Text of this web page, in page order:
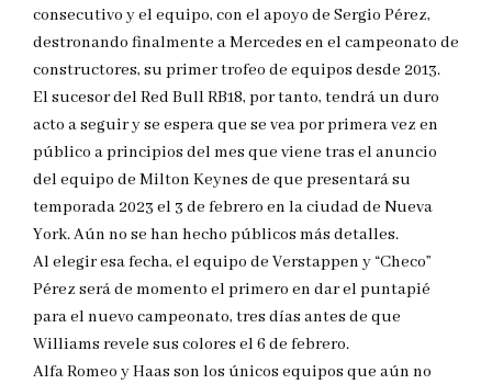
consecutivo y el equipo, con el apoyo de Sergio Pérez,
destronando finalmente a Mercedes en el campeonato de
constructores, su primer trofeo de equipos desde 2013.
El sucesor del Red Bull RB18, por tanto, tendrá un duro
acto a seguir y se espera que se vea por primera vez en
público a principios del mes que viene tras el anuncio
del equipo de Milton Keynes de que presentará su
temporada 2023 el 3 de febrero en la ciudad de Nueva
York. Aún no se han hecho públicos más detalles.
Al elegir esa fecha, el equipo de Verstappen y “Checo”
Pérez será de momento el primero en dar el puntapié
para el nuevo campeonato, tres días antes de que
Williams revele sus colores el 6 de febrero.
Alfa Romeo y Haas son los únicos equipos que aún no